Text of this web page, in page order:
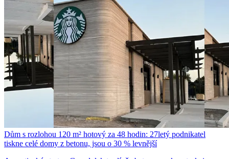
Dům s rozlohou 120 m² hotový za 48 hodin: 27letý podnikatel
tiskne celé domy z betonu, jsou o 30 % levnější